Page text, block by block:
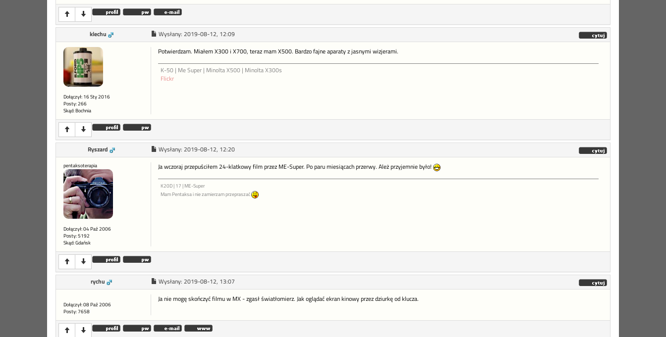
klechu Wysłany: 2019-08-12, 12:09
Dołączył: 16 Sty 2016
Posty: 266
Skąd: Bochnia
Potwierdzam. Miałem X300 i X700, teraz mam X500. Bardzo fajne aparaty z jasnymi wizjerami.
K-50 | Me Super | Minolta X500 | Minolta X300s
Flickr
Ryszard Wysłany: 2019-08-12, 12:20
pentaksoterapia
Dołączył: 04 Paź 2006
Posty: 5192
Skąd: Gdańsk
Ja wczoraj przepuściłem 24-klatkowy film przez ME-Super. Po paru miesiącach przerwy. Ależ przyjemnie było!
K20D | 17 | ME-Super
Mam Pentaksa i nie zamierzam przepraszać
rychu Wysłany: 2019-08-12, 13:07
Dołączył: 08 Paź 2006
Posty: 7658
Ja nie mogę skończyć filmu w MX - zgasł światłomierz. Jak oglądać ekran kinowy przez dziurkę od klucza.